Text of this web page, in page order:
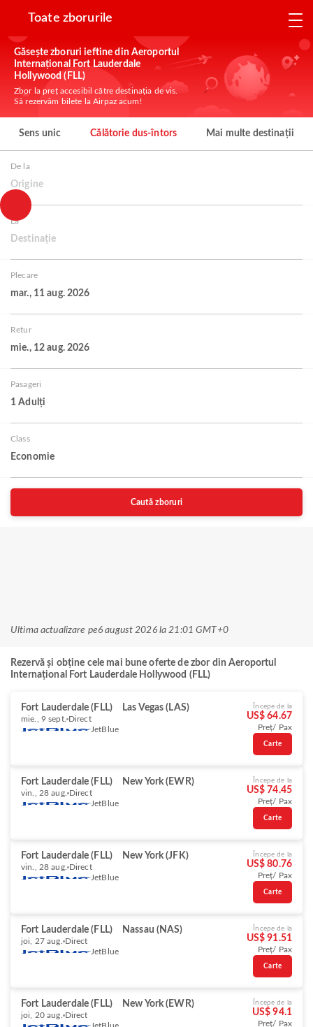
Toate zborurile
Găsește zboruri ieftine din Aeroportul
Internațional Fort Lauderdale
Hollywood (FLL)
Zbor la preț accesibil către destinația de vis.
Să rezervăm bilete la Airpaz acum!
Sens unic Călătorie dus-întors Mai multe destinații
De la
Origine
La
Destinație
Plecare
mar., 11 aug. 2026
Retur
mie., 12 aug. 2026
Pasageri
1 Adulți
Class
Economie
Caută zboruri
Ultima actualizare pe6 august 2026 la 21:01 GMT+0
Rezervă și obține cele mai bune oferte de zbor din Aeroportul
Internațional Fort Lauderdale Hollywood (FLL)
Fort Lauderdale (FLL) Las Vegas (LAS)
mie., 9 sept. Direct
JetBlue
Începe de la
US$ 64.67
Preț/ Pax
Carte
Fort Lauderdale (FLL) New York (EWR)
vin., 28 aug. Direct
JetBlue
Începe de la
US$ 74.45
Preț/ Pax
Carte
Fort Lauderdale (FLL) New York (JFK)
vin., 28 aug. Direct
JetBlue
Începe de la
US$ 80.76
Preț/ Pax
Carte
Fort Lauderdale (FLL) Nassau (NAS)
joi, 27 aug. Direct
JetBlue
Începe de la
US$ 91.51
Preț/ Pax
Carte
Fort Lauderdale (FLL) New York (EWR)
joi, 20 aug. Direct
Începe de la
US$ 94.1
Preț/ Pax